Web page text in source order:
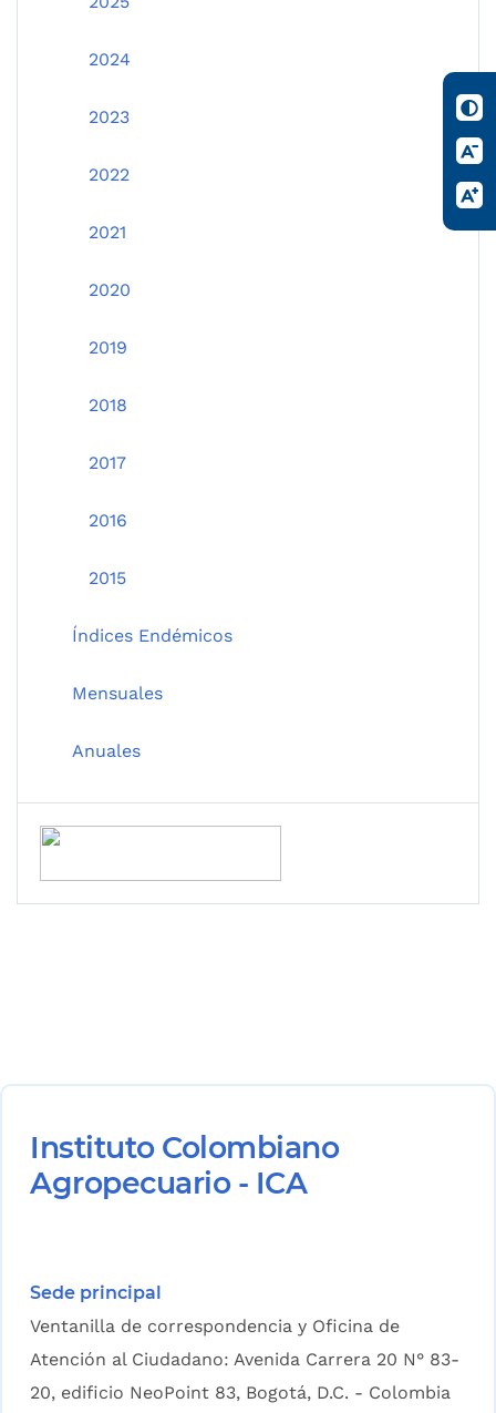
2024
2023
2022
2021
2020
2019
2018
2017
2016
2015
Índices Endémicos
Mensuales
Anuales
Instituto Colombiano
Agropecuario - ICA
Sede principal
Ventanilla de correspondencia y Oficina de
Atención al Ciudadano: Avenida Carrera 20 N° 83-
20, edificio NeoPoint 83, Bogotá, D.C. - Colombia